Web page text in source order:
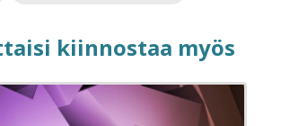
kiinnostaa myös